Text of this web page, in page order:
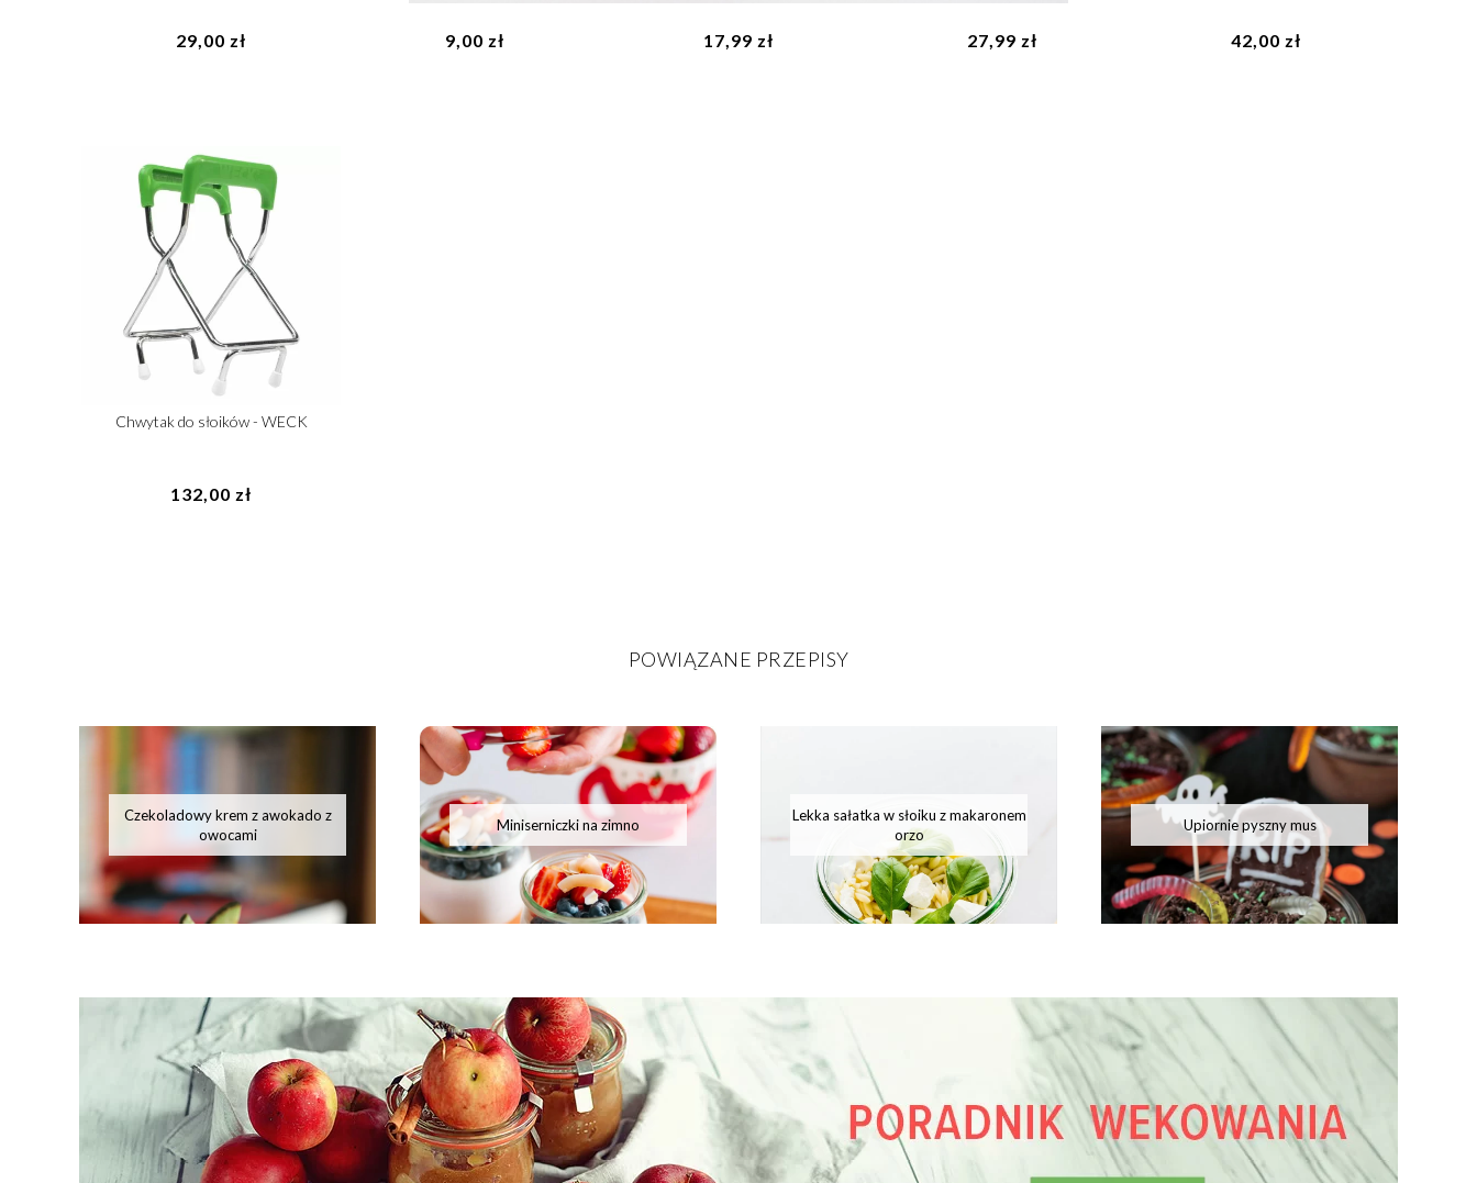
29,00 zł 9,00 zł 17,99 zł 27,99 zł 42,00 zł
Chwytak do słoików - WECK
132,00 zł
POWIĄZANE PRZEPISY
Czekoladowy krem z awokado z
owocami
Miniserniczki na zimno
Lekka sałatka w słoiku z makaronem
orzo
Upiornie pyszny mus